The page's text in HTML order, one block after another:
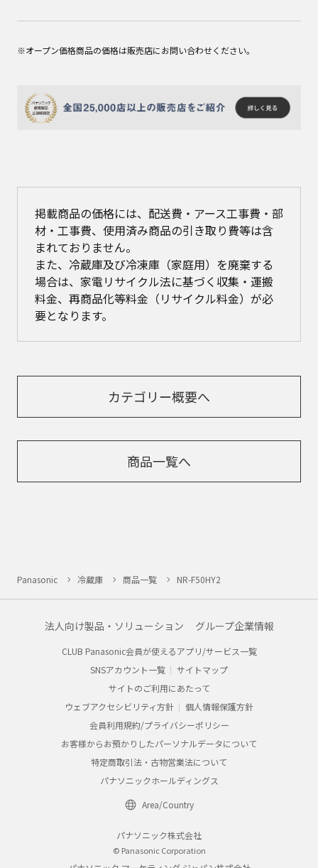
※オープン価格商品の価格は販売店にお問い合わせください。
掲載商品の価格には、配送費・アース工事費・部
材・工事費、使用済み商品の引き取り費等は含
まれておりません。
また、冷蔵庫及び冷凍庫（家庭用）を廃棄する
場合は、家電リサイクル法に基づく収集・運搬
料金、再商品化等料金（リサイクル料金）が必
要となります。
カテゴリー概要へ
商品一覧へ
Panasonic 冷蔵庫 商品一覧 NR-F50HY2
法人向け製品・ソリューション グループ企業情報
CLUB Panasonic会員が使えるアプリ/サービス一覧
SNSアカウント一覧
サイトマップ
サイトのご利用にあたって
ウェブアクセシビリティ方針
個人情報保護方針
会員利用規約/プライバシーポリシー
お客様からお預かりしたパーソナルデータについて
特定商取引法・古物営業法について
パナソニックホールディングス
Area/Country
パナソニック株式会社
© Panasonic Corporation